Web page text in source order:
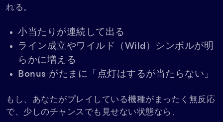
れる。
小当たりが連続して出る
ライン成立やワイルド（Wild）シンボルが明
らかに増える
Bonus がたまに「点灯はするが当たらない」
もし、あなたがプレイしている機種がまったく無反応
で、少しのチャンスでも見せない状態なら、